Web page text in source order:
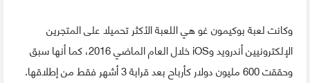
وكانت لعبة بوكيمون غو هي اللعبة الأكثر تحميلا على المتجرين
الإلكترونيين أندرويد وiOS خلال العام الماضي 2016، كما أنها سبق
وحققت 600 مليون دولار كأرباح بعد قرابة 3 أشهر فقط من إطلاقها.